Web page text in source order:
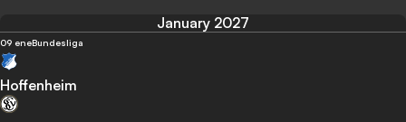
January 2027
09 eneBundesliga
Hoffenheim